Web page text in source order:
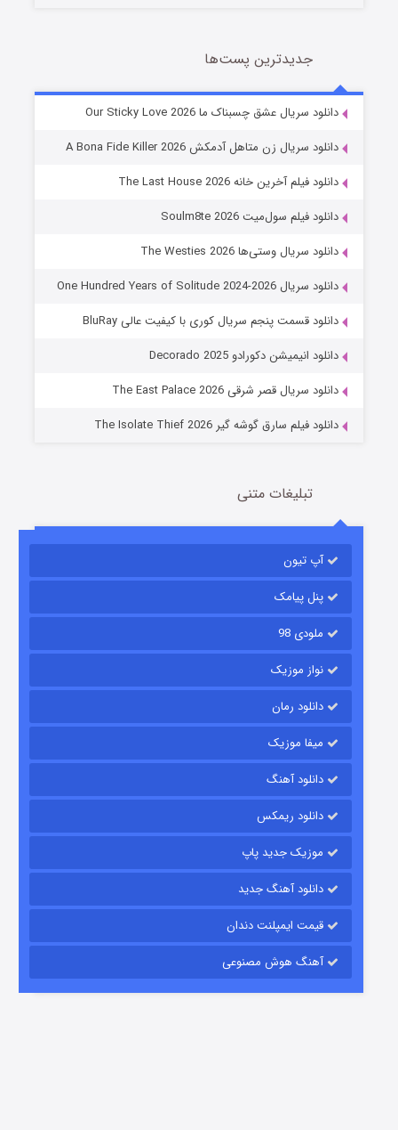
شوهر
عملیات آپارتمان
قسمت2 (زیرنویس) منتشر شد
قسمت
جدیدترین پست‌ها
دانلود سریال عشق چسبناک ما Our Sticky Love 2026
دانلود سریال زن متاهل آدمکش A Bona Fide Killer 2026
دانلود فیلم آخرین خانه The Last House 2026
دانلود فیلم سول‌میت Soulm8te 2026
دانلود سریال وستی‌ها The Westies 2026
دانلود سریال One Hundred Years of Solitude 2024-2026
دانلود قسمت پنجم سریال کوری با کیفیت عالی BluRay
دانلود انیمیشن دکورادو Decorado 2025
دانلود سریال قصر شرقی The East Palace 2026
دانلود فیلم سارق گوشه گیر The Isolate Thief 2026
تبلیغات متنی
آپ تیون
پنل پیامک
ملودی 98
نواز موزیک
دانلود رمان
میفا موزیک
دانلود آهنگ
دانلود ریمکس
موزیک جدید پاپ
دانلود آهنگ جدید
قیمت ایمپلنت دندان
آهنگ هوش مصنوعی